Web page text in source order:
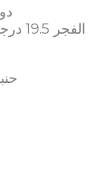
الفجر 19.5 درجه العشاء 17.5 درجه